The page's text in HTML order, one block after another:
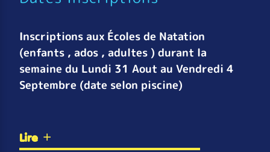
Inscriptions aux Écoles de Natation
(enfants , ados , adultes ) durant la
semaine du Lundi 31 Aout au Vendredi 4
Septembre (date selon piscine)
Lire